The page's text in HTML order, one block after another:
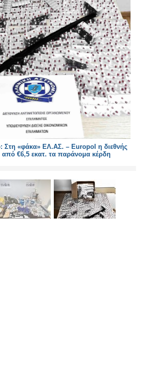
«φάκα» ΕΛ.ΑΣ. – Europol η διεθνής
€6,5 εκατ. τα παράνομα κέρδη